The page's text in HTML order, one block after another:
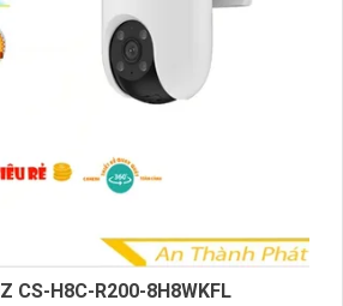
CS-H8C-R200-8H8WKFL